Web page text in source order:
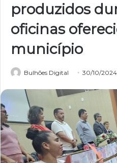
produzidos
oficinas
município
Bulhões Digital 30/10/2024